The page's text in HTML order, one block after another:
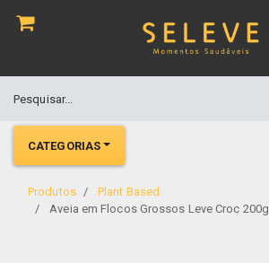
CATEGORIAS
Produtos
Plant Based
Aveia em Flocos Grossos Leve Croc 200g